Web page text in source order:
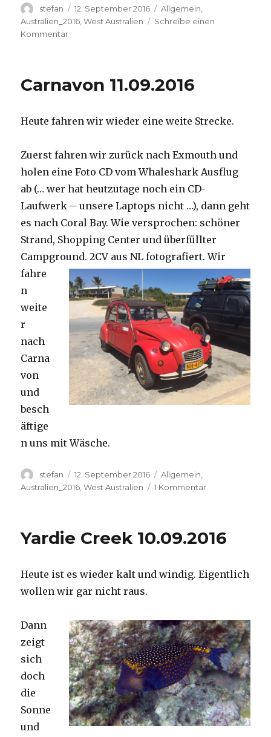
Autor
stefan
Veröffentlicht
am
12. September 2016 Kategorien
Allgemein
Australien_2016 ,West Australien
Schreibe einen
Kommentarzu
Carnavon 11.09.2016
Heute fahren wir wieder eine weite Strecke.
Zuerst fahren wir zurück nach Exmouth und
holen eine Foto CD vom Whaleshark Ausflug
ab (… wer hat heutzutage noch ein CD-
Laufwerk – unsere Laptops nicht …), dann geht
es nach Coral Bay. Wie versprochen: schöner
Strand, Shopping Center und überfüllter
Campground.2CV aus NL fotografiert. Wir
fahre
n
weite
r
nach
Carna
von
und
besch
äftige
n uns mit Wäsche.
Autor
stefan
Veröffentlicht
am
12. September 2016 Kategorien
Allgemein
Australien_2016 ,West Australien 1 Kommentarzu
Yardie Creek 10.09.2016
Heute ist es wieder kalt und windig. Eigentlich
wollen wir gar nicht raus.
Dann
zeigt
sich
doch
die
Sonne
und